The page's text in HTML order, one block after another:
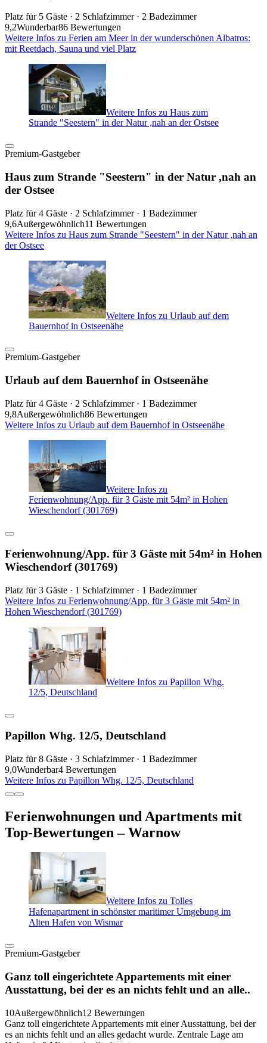
Platz für 5 Gäste · 2 Schlafzimmer · 2 Badezimmer
9,2Wunderbar86 Bewertungen
Weitere Infos zu Ferien am Meer in der wunderschönen Albatros:
mit Reetdach, Sauna und viel Platz
Weitere Infos zu Haus zum
Strande "Seestern" in der Natur ,nah an der Ostsee
Premium-Gastgeber
Haus zum Strande "Seestern" in der Natur ,nah an
der Ostsee
Platz für 4 Gäste · 2 Schlafzimmer · 1 Badezimmer
9,6Außergewöhnlich11 Bewertungen
Weitere Infos zu Haus zum Strande "Seestern" in der Natur ,nah an
der Ostsee
Weitere Infos zu Urlaub auf dem
Bauernhof in Ostseenähe
Premium-Gastgeber
Urlaub auf dem Bauernhof in Ostseenähe
Platz für 4 Gäste · 2 Schlafzimmer · 1 Badezimmer
9,8Außergewöhnlich86 Bewertungen
Weitere Infos zu Urlaub auf dem Bauernhof in Ostseenähe
Weitere Infos zu
Ferienwohnung/App. für 3 Gäste mit 54m² in Hohen
Wieschendorf (301769)
Ferienwohnung/App. für 3 Gäste mit 54m² in Hohen
Wieschendorf (301769)
Platz für 3 Gäste · 1 Schlafzimmer · 1 Badezimmer
Weitere Infos zu Ferienwohnung/App. für 3 Gäste mit 54m² in
Hohen Wieschendorf (301769)
Weitere Infos zu Papillon Whg.
12/5, Deutschland
Papillon Whg. 12/5, Deutschland
Platz für 8 Gäste · 3 Schlafzimmer · 1 Badezimmer
9,0Wunderbar4 Bewertungen
Weitere Infos zu Papillon Whg. 12/5, Deutschland
Ferienwohnungen und Apartments mit
Top-Bewertungen – Warnow
Weitere Infos zu Tolles
Hafenapartment in schönster maritimer Umgebung im
Alten Hafen von Wismar
Premium-Gastgeber
Ganz toll eingerichtete Appartements mit einer
Ausstattung, bei der es an nichts fehlt und an alle..
10Außergewöhnlich12 Bewertungen
Ganz toll eingerichtete Appartements mit einer Ausstattung, bei der
es an nichts fehlt und an alles gedacht wurde. Zentrale Lage am